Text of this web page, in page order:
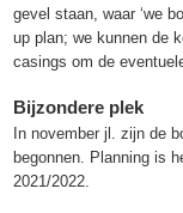
gevel staan, waar ‘we
up plan; we kunnen de
casings om de
Bijzondere plek
In november jl. zijn de
begonnen. Planning is
2021/2022.